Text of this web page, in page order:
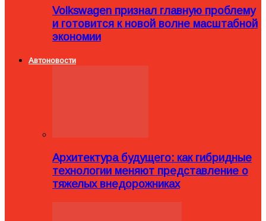
Volkswagen признал главную проблему
и готовится к новой волне масштабной
экономии
Автоновости
Архитектура будущего: как гибридные
технологии меняют представление о
тяжелых внедорожниках